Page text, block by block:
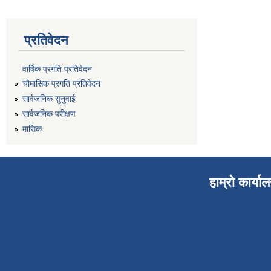
प्रतिवेदन
वार्षिक प्रगति प्रतिवेदन
चौमासिक प्रगति प्रतिवेदन
सार्वजनिक सुनुवाई
सार्वजनिक परीक्षण
मासिक
हाम्रो